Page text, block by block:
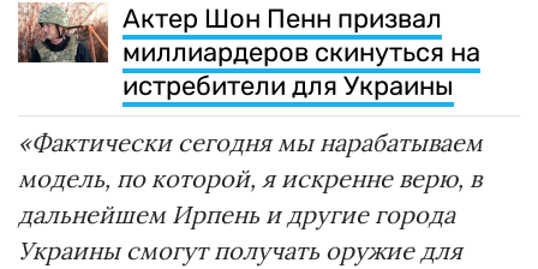
Актер Шон Пенн призвал
миллиардеров скинуться на
истребители для Украины
«Фактически сегодня мы нарабатываем
модель, по которой, я искренне верю, в
дальнейшем Ирпень и другие города
Украины смогут получать оружие для